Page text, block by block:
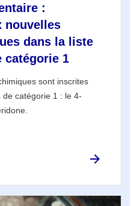
:
nouvelles
dans la liste
catégorie 1
sont inscrites
catégorie 1 : le 4-